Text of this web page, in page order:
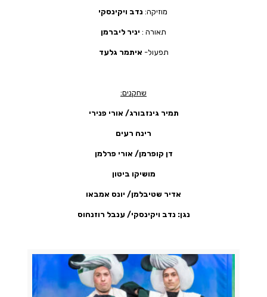
מוזיקה: נדב ויקינסקי
תאורה : יניר ליברמן
תפעול- איתמר גלעד
שחקנים:
תמיר גינזבורג/ אורי פנירי
רינה רעים
דן קופרמן/ אורי פרלמן
מושיקו ביטון
אדיר שטיבלמן/ יונס אמבאו
נגן: נדב ויקינסקי/ ענבל רוזנהוס